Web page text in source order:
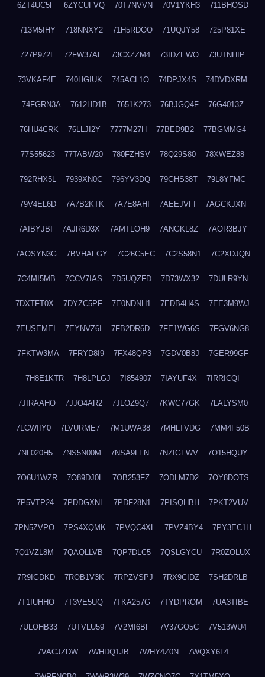
6ZT4UC5F 6ZYCUFVQ 70T7NVVN 70V1YKH3 711BHOSD
713M5IHY 718NNXY2 71H5RDOO 71UQJY58 725P81XE
727P972L 72FW37AL 73CXZZM4 73IDZEWO 73UTNHIP
73VKAF4E 740HGIUK 745ACL1O 74DPJX4S 74DVDXRM
74FGRN3A 7612HD1B 7651K273 76BJGQ4F 76G4013Z
76HU4CRK 76LLJI2Y 7777M27H 77BED9B2 77BGMMG4
77S55623 77TABW20 780FZHSV 78Q29S80 78XWEZ88
792RHX5L 7939XN0C 796YV3DQ 79GHS38T 79L8YFMC
79V4EL6D 7A7B2KTK 7A7E8AHI 7AEEJVFI 7AGCKJXN
7AIBYJBI 7AJR6D3X 7AMTLOH9 7ANGKL8Z 7AOR3BJY
7AOSYN3G 7BVHAFGY 7C26C5EC 7C2S58N1 7C2XDJQN
7C4MI5MB 7CCV7IAS 7D5UQZFD 7D73WX32 7DULR9YN
7DXTFT0X 7DYZC5PF 7E0NDNH1 7EDB4H4S 7EE3M9WJ
7EUSEMEI 7EYNVZ6I 7FB2DR6D 7FE1WG6S 7FGV6NG8
7FKTW3MA 7FRYD8I9 7FX48QP3 7GDV0B8J 7GER99GF
7H8E1KTR 7H8LPLGJ 7I854907 7IAYUF4X 7IRRICQI
7JIRAAHO 7JJO4AR2 7JLOZ9Q7 7KWC77GK 7LALYSM0
7LCWIIY0 7LVURME7 7M1UWA38 7MHLTVDG 7MM4F50B
7NL020H5 7NS5N00M 7NSA9LFN 7NZIGFWV 7O15HQUY
7O6U1WZR 7O89DJ0L 7OB253FZ 7ODLM7D2 7OY8DOTS
7P5VTP24 7PDDGXNL 7PDF28N1 7PISQHBH 7PKT2VUV
7PN5ZVPO 7PS4XQMK 7PVQC4XL 7PVZ4BY4 7PY3EC1H
7Q1VZL8M 7QAQLLVB 7QP7DLC5 7QSLGYCU 7R0ZOLUX
7R9IGDKD 7ROB1V3K 7RPZVSPJ 7RX9CIDZ 7SH2DRLB
7T1IUHHO 7T3VE5UQ 7TKA257G 7TYDPROM 7UA3TIBE
7ULOHB33 7UTVLU59 7V2MI6BF 7V37GO5C 7V513WU4
7VACJZDW 7WHDQ1JB 7WHY4Z0N 7WQXY6L4